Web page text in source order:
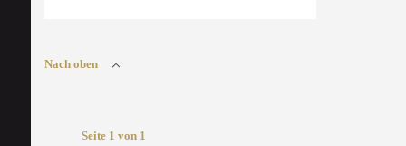
Nach oben
Seite 1 von 1